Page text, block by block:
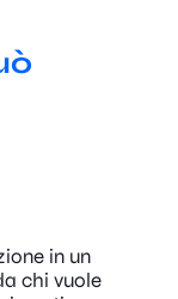
in un
chi vuole